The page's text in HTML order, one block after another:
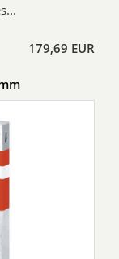
179,69 EUR